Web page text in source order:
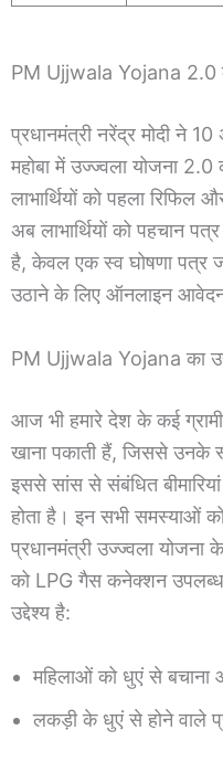
PM Ujjwala Yojana 2.0
प्रधानमंत्री नरेंद्र मोदी ने
महोबा में उज्ज्वला योजना
लाभार्थियों को पहला रिफिल
अब लाभार्थियों को पहचान
है, केवल एक स्व घोषणा पत्र
उठाने के लिए ऑनलाइन आवेदन
PM Ujjwala Yojana का
आज भी हमारे देश के कई
खाना पकाती हैं, जिससे उनके
इससे सांस से संबंधित
होता है। इन सभी समस्याओं
प्रधानमंत्री उज्ज्वला
को LPG गैस कनेक्शन उपलब्ध
उद्देश्य है:
महिलाओं को धुएं से बचाना
लकड़ी के धुएं से होने वाले